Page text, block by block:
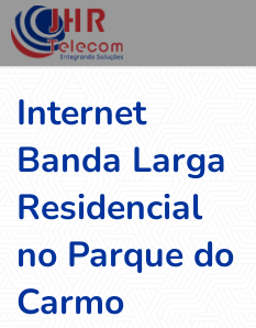
Internet
Banda Larga
Residencial
no Parque do
Carmo